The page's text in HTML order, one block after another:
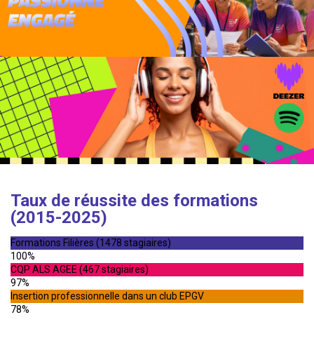
Taux de réussite des formations
(2015-2025)
Formations Filières (1478 stagiaires)
100%
CQP ALS AGEE (467 stagiaires)
97%
Insertion professionnelle dans un club EPGV
78%